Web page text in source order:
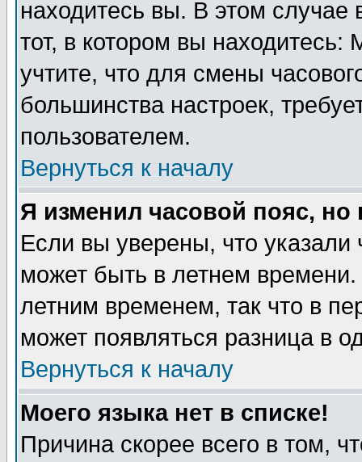
находитесь вы. В этом
тот, в котором вы
учтите, что для смены
большинства настроек,
пользователем.
Вернуться к началу
Я изменил часовой пояс,
Если вы уверены, что указали
может быть в летнем
летним временем, так что в
может появляться разница в
Вернуться к началу
Моего языка нет в списке!
Причина скорее всего в том,